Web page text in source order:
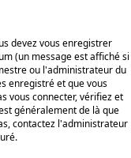
devez vous enregistrer
(un message est affiché si
ou l'administrateur du
enregistré et que vous
vous connecter, vérifiez et
généralement de là que
contactez l'administrateur